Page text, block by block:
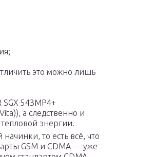
это можно лишь
543MP4+
а следственно и
энергии.
то есть всё, что
GSM и CDMA — уже